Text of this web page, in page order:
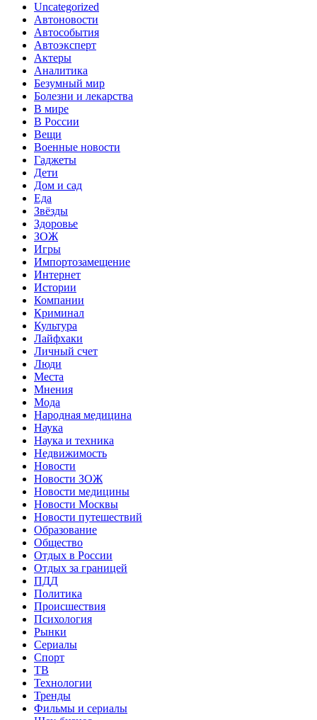
Uncategorized
Автоновости
Автособытия
Автоэксперт
Актеры
Аналитика
Безумный мир
Болезни и лекарства
В мире
В России
Вещи
Военные новости
Гаджеты
Дети
Дом и сад
Еда
Звёзды
Здоровье
ЗОЖ
Игры
Импортозамещение
Интернет
Истории
Компании
Криминал
Культура
Лайфхаки
Личный счет
Люди
Места
Мнения
Мода
Народная медицина
Наука
Наука и техника
Недвижимость
Новости
Новости ЗОЖ
Новости медицины
Новости Москвы
Новости путешествий
Образование
Общество
Отдых в России
Отдых за границей
ПДД
Политика
Происшествия
Психология
Рынки
Сериалы
Спорт
ТВ
Технологии
Тренды
Фильмы и сериалы